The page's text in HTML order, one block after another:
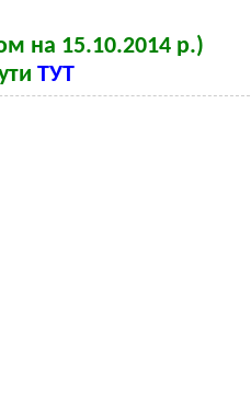
на 15.10.2014 р.)
ТУТ